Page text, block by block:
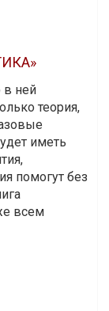
в ней
теория,
иметь
помогут без
всем